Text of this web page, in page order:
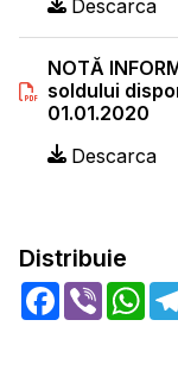
Descarca
NOTĂ
soldului
01.01.2020
Descarca
Distribuie
Facebook
Viber